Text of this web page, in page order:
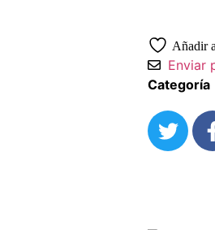
Añadir
Enviar
Categoría